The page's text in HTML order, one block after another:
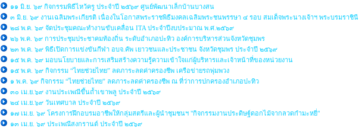
๑๑ มิ.ย. ๖๙ กิจกรรมพิธีไหว้ครู ประจำปี ๒๕๖๙ ศูนย์พัฒนาเล็กบ้านบางสน
๓ มิ.ย. ๖๙ งานเฉลิมพระเกียรติ เนื่องในโอกาสพระราชพิธีมงคลเฉลิมพระชนพรรษา ๔ รอบ สมเด็จพระนางเจ้าฯ พระบรมราชินี
๒๘ พ.ค. ๖๙ จัดประชุมคณะทำงานขับเคลื่อน ITA ประจำปีงบประมาณ พ.ศ.๒๕๖๙
๒๖ พ.ค. ๖๙ การประชุมประชาคมท้องถิ่น ระดับอำเภอปะทิว องค์การบริหารส่วนจังหวัดชุมพร
๒๓ พ.ค. ๖๙ พิธีเปิดการแข่งขันกีฬา อบจ.คัพ เยาวชนและประชาชน จังหวัดชุมพร ประจำปี ๒๕๖๙
๑๕ พ.ค. ๖๙ มอบนโยบายและการเสริมสร้างความรู้ความเข้าใจแก่ผู้บริหารและเจ้าหน้าที่ของหน่วยงาน
๑๕ พ.ค. ๖๙ กิจกรรม “ไทยช่วยไทย” ลดภาระลดค่าครองชีพ เครือข่ายรถพุ่มพวง
๑ พ.ค. ๖๙ กิจกรรม “ไทยช่วยไทย” ลดภาระลดค่าครองชีพ ณ ที่ว่าการปกครองอำเภอปะทิว
๓๐ เม.ย.๖๙ งานประเพณีขึ้นถ้ำเขาพลู ประจำปี ๒๕๖๙
๒๔ เม.ย.๖๙ วันเทศบาล ประจำปี ๒๕๖๙
๑๗ เม.ย. ๖๙ โครงการฝึกอบรมอาชีพให้กลุ่มสตรีและผู้นำชุมชนฯ "กิจกรรมงานประดิษฐ์ดอกไม้จากลวดกำมะหยี่"
๑๓ เม.ย. ๖๙ ประเพณีสงกรานต์ ประจำปี ๒๕๖๙